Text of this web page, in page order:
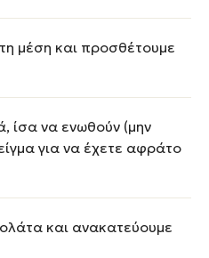
μέση και προσθέτουμε
ίσα να ενωθούν (μην
για να έχετε αφράτο
και ανακατεύουμε